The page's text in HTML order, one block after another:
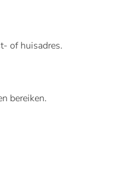
of huisadres.
bereiken.